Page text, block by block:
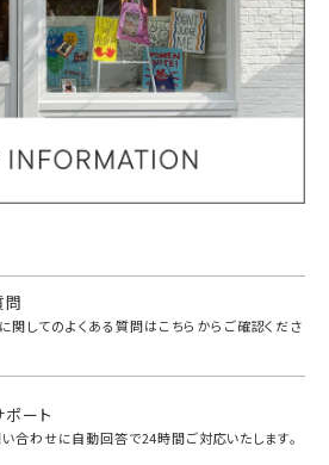
問
関してのよくある質問はこちらからご確認くださ
ポート
合わせに自動回答で24時間ご対応いたします。